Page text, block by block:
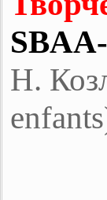
Н.